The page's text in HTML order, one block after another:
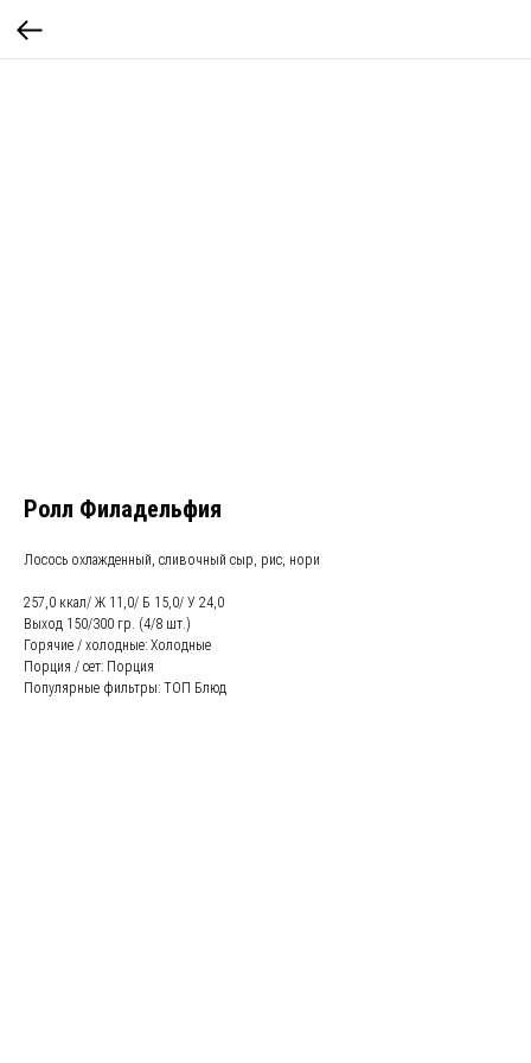
Ролл Филадельфия
Лосось охлажденный, сливочный сыр, рис, нори
257,0 ккал/ Ж 11,0/ Б 15,0/ У 24,0
Выход 150/300 гр. (4/8 шт.)
Горячие / холодные: Холодные
Порция / сет: Порция
Популярные фильтры: ТОП Блюд